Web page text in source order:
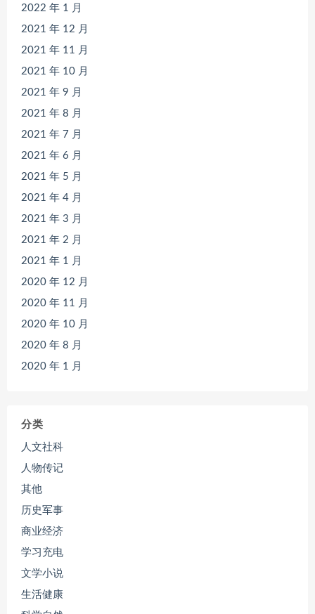
2022 年 1 月
2021 年 12 月
2021 年 11 月
2021 年 10 月
2021 年 9 月
2021 年 8 月
2021 年 7 月
2021 年 6 月
2021 年 5 月
2021 年 4 月
2021 年 3 月
2021 年 2 月
2021 年 1 月
2020 年 12 月
2020 年 11 月
2020 年 10 月
2020 年 8 月
2020 年 1 月
分类
人文社科
人物传记
其他
历史军事
商业经济
学习充电
文学小说
生活健康